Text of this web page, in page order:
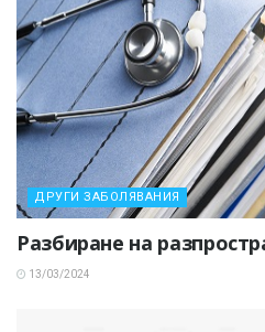
ДРУГИ ЗАБОЛЯВАНИЯ
Разбиране на
13/03/2024